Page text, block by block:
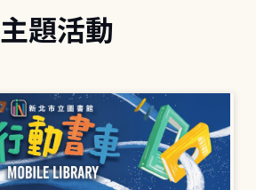
主題活動